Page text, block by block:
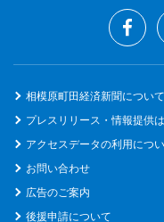
相模原町田経済新聞について
プレスリリース・情報提供
アクセスデータの利用につ
お問い合わせ
広告のご案内
後援申請について